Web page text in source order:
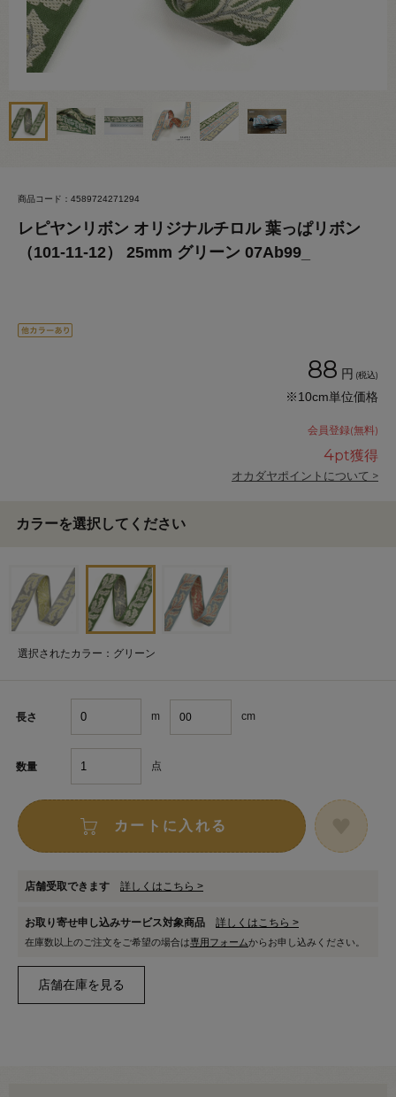
商品コード：4589724271294
レピヤンリボン オリジナルチロル 葉っぱリボン
（101-11-12） 25mm グリーン 07Ab99_
88 円 (税込)
※10cm単位価格
会員登録(無料)
4pt獲得
オカダヤポイントについて >
カラーを選択してください
選択されたカラー：グリーン
長さ m cm
数量 点
カートに入れる
店舗受取できます 詳しくはこちら >
お取り寄せ申し込みサービス対象商品 詳しくはこちら >
在庫数以上のご注文をご希望の場合は専用フォームからお申し込みください。